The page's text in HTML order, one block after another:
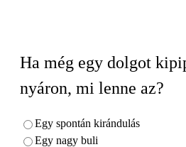
Ha még egy dolgot
nyáron, mi lenne az?
Egy spontán kirándulás
Egy nagy buli